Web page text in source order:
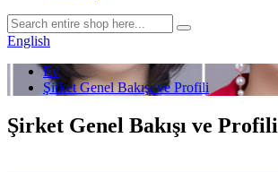
English
Ev
Şirket Genel Bakışı ve Profili
Şirket Genel Bakışı ve Profili